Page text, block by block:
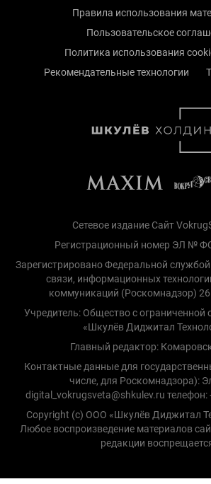
Правила использования
Пользовательское
Политика использования
Рекомендательные технологии
Сетевое издание Сайт
Регистрационный номер ЭЛ №
Зарегистрировано Федеральной
связи, информационных
коммуникаций (Роскомнадзор)
Учредитель: Общество с ограниченной
«Шкулёв Диджитал
Главный редактор:
Контактные данные для
числе, для Роскомнадзора):
digital_vokrugsveta@shkulev.ru
Copyright (с) ООО «Шкулёв Диджитал
Любое воспроизведение материалов
редакции